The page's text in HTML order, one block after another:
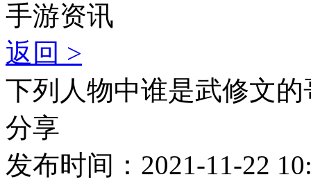
手游资讯
返回 >
下列人物中谁是武修文
分享
发布时间：2021-11-22